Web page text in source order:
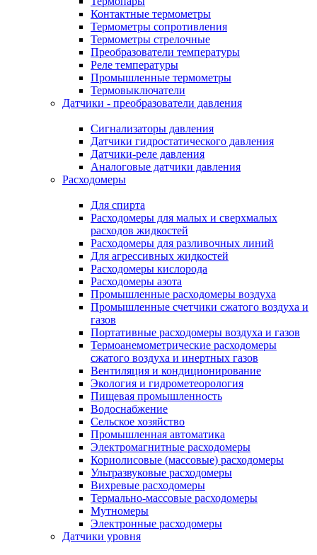
Контактные термометры
Термометры сопротивления
Термометры стрелочные
Преобразователи температуры
Реле температуры
Промышленные термометры
Термовыключатели
Датчики - преобразователи давления
Сигнализаторы давления
Датчики гидростатического давления
Датчики-реле давления
Аналоговые датчики давления
Расходомеры
Для спирта
Расходомеры для малых и сверхмалых
расходов жидкостей
Расходомеры для разливочных линий
Для агрессивных жидкостей
Расходомеры кислорода
Расходомеры азота
Промышленные расходомеры воздуха
Промышленные счетчики сжатого воздуха и
газов
Портативные расходомеры воздуха и газов
Термоанемометрические расходомеры
сжатого воздуха и инертных газов
Вентиляция и кондиционирование
Экология и гидрометеорология
Пищевая промышленность
Водоснабжение
Сельское хозяйство
Промышленная автоматика
Электромагнитные расходомеры
Кориолисовые (массовые) расходомеры
Ультразвуковые расходомеры
Вихревые расходомеры
Термально-массовые расходомеры
Мутномеры
Электронные расходомеры
Датчики уровня